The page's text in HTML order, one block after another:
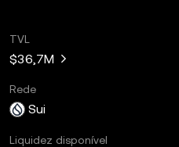
TVL
$36,7M
Rede
Sui
Liquidez disponível